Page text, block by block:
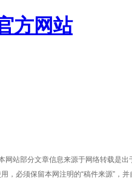
方网站
网站部分文章信息来源于网络转载是
，必须保留本网注明的“稿件来源”，